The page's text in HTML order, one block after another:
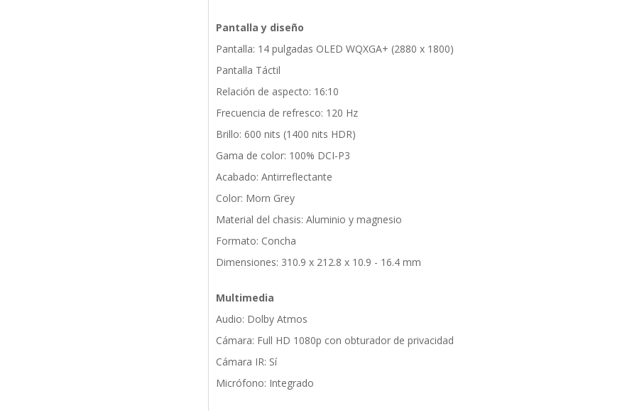
Pantalla y diseño
Pantalla: 14 pulgadas OLED WQXGA+ (2880 x 1800)
Pantalla Táctil
Relación de aspecto: 16:10
Frecuencia de refresco: 120 Hz
Brillo: 600 nits (1400 nits HDR)
Gama de color: 100% DCI-P3
Acabado: Antirreflectante
Color: Morn Grey
Material del chasis: Aluminio y magnesio
Formato: Concha
Dimensiones: 310.9 x 212.8 x 10.9 - 16.4 mm
Multimedia
Audio: Dolby Atmos
Cámara: Full HD 1080p con obturador de privacidad
Cámara IR: Sí
Micrófono: Integrado